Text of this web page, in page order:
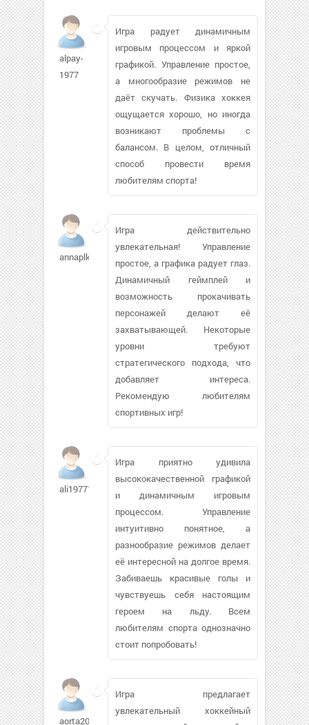
alpay-
1977
Игра радует динамичным
игровым процессом и яркой
графикой. Управление простое,
а многообразие режимов не
даёт скучать. Физика хоккея
ощущается хорошо, но иногда
возникают проблемы с
балансом. В целом, отличный
способ провести время
любителям спорта!
annaplkdt
Игра действительно
увлекательная! Управление
простое, а графика радует глаз.
Динамичный геймплей и
возможность прокачивать
персонажей делают её
захватывающей. Некоторые
уровни требуют
стратегического подхода, что
добавляет интереса.
Рекомендую любителям
спортивных игр!
ali197711482
Игра приятно удивила
высококачественной графикой
и динамичным игровым
процессом. Управление
интуитивно понятное, а
разнообразие режимов делает
её интересной на долгое время.
Забиваешь красивые голы и
чувствуешь себя настоящим
героем на льду. Всем
любителям спорта однозначно
стоит попробовать!
aorta2000
Игра предлагает
увлекательный хоккейный